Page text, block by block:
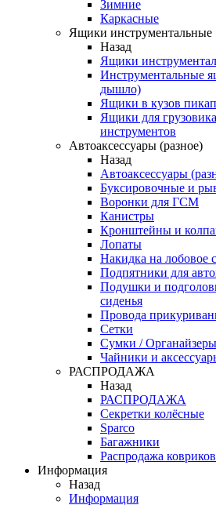
Зимние
Каркасные
Ящики инструментальные
Назад
Ящики
Инструментальные
дышло)
Ящики в кузов
Ящики для
инструментов
Автоаксессуары (разное)
Назад
Автоаксессуары
Буксировочные и
Воронки для ГСМ
Канистры
Кронштейны и
Лопаты
Накидка на лобовое
Подпятники для
Подушки и
сиденья
Провода
Сетки
Сумки / Органайзеры
Чайники и
РАСПРОДАЖА
Назад
РАСПРОДАЖА
Секретки колёсные
Sparco
Багажники
Распродажа
Информация
Назад
Информация